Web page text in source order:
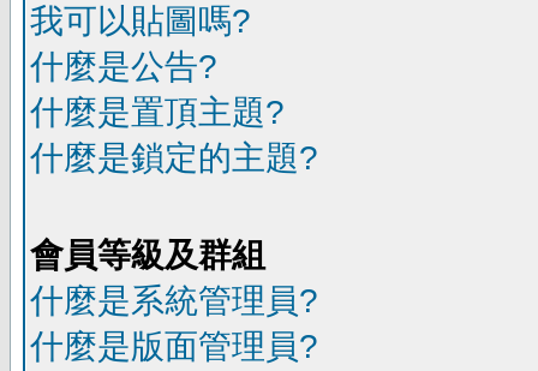
我可以貼圖嗎?
什麼是公告?
什麼是置頂主題?
什麼是鎖定的主題?
會員等級及群組
什麼是系統管理員?
什麼是版面管理員?